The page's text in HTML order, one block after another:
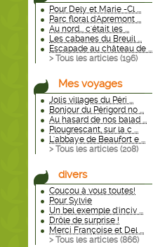
Pour Dely et Marie -Cl ...
Parc floral d'Apremont ...
Au nord... c'était les ...
Les cabanes du Breuil ...
Escapade au château de ...
> Tous les articles (196)
Mes voyages
Jolis villages du Péri ...
Bonjour du Périgord no ...
Au hasard de nos balad ...
Plougrescant, sur la c ...
L'abbaye de Beaufort e ...
> Tous les articles (208)
divers
Coucou à vous toutes!
Pour Sylvie
Un bel exemple d'inciv ...
Drôle de surprise !
Merci Françoise et Del ...
> Tous les articles (866)